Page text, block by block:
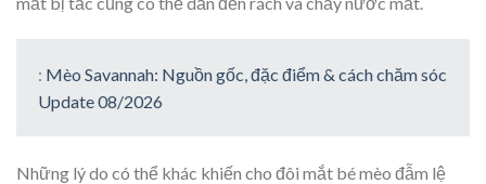
: Mèo Savannah: Nguồn gốc, đặc điểm & cách chăm sóc
Update 08/2026
Những lý do có thể khác khiến cho đôi mắt bé mèo đẫm lệ